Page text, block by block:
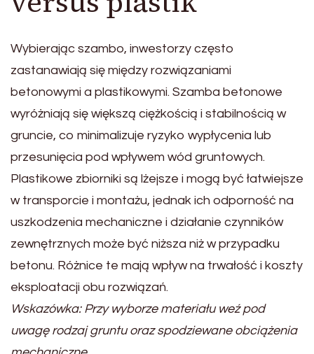
Wybierając szambo, inwestorzy często
zastanawiają się między rozwiązaniami
betonowymi a plastikowymi. Szamba betonowe
wyróżniają się większą ciężkością i stabilnością w
gruncie, co minimalizuje ryzyko wypłycenia lub
przesunięcia pod wpływem wód gruntowych.
Plastikowe zbiorniki są lżejsze i mogą być łatwiejsze
w transporcie i montażu, jednak ich odporność na
uszkodzenia mechaniczne i działanie czynników
zewnętrznych może być niższa niż w przypadku
betonu. Różnice te mają wpływ na trwałość i koszty
eksploatacji obu rozwiązań.
Wskazówka: Przy wyborze materiału weź pod
uwagę rodzaj gruntu oraz spodziewane obciążenia